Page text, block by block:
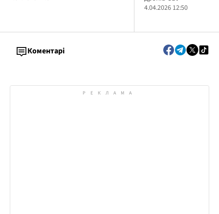
4.04.2026 12:50
Коментарі